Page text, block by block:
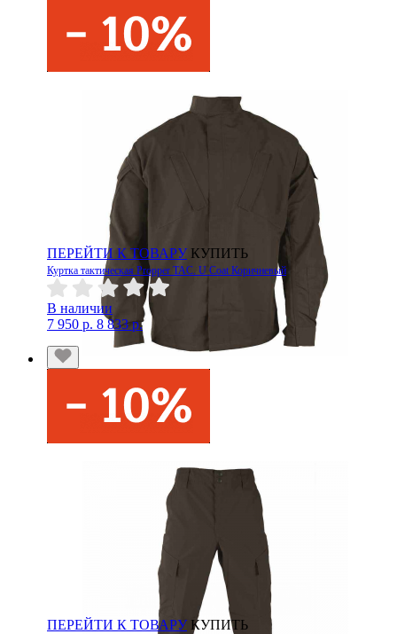
ПЕРЕЙТИ К ТОВАРУ КУПИТЬ
Куртка тактическая Propper TAC. U Coat Коричневый
В наличии
7 950 р. 8 833 р.
ПЕРЕЙТИ К ТОВАРУ КУПИТЬ